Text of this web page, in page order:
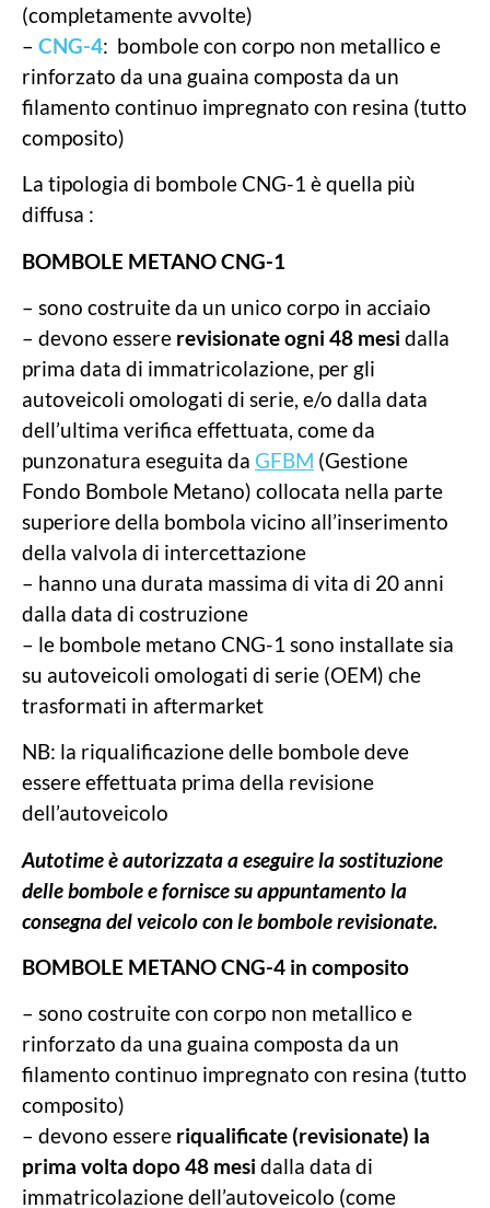
(completamente avvolte)
– CNG-4: bombole con corpo non metallico e
rinforzato da una guaina composta da un
filamento continuo impregnato con resina (tutto
composito)
La tipologia di bombole CNG-1 è quella più
diffusa :
BOMBOLE METANO CNG-1
– sono costruite da un unico corpo in acciaio
– devono essere revisionate ogni 48 mesi dalla
prima data di immatricolazione, per gli
autoveicoli omologati di serie, e/o dalla data
dell’ultima verifica effettuata, come da
punzonatura eseguita da GFBM (Gestione
Fondo Bombole Metano) collocata nella parte
superiore della bombola vicino all’inserimento
della valvola di intercettazione
– hanno una durata massima di vita di 20 anni
dalla data di costruzione
– le bombole metano CNG-1 sono installate sia
su autoveicoli omologati di serie (OEM) che
trasformati in aftermarket
NB: la riqualificazione delle bombole deve
essere effettuata prima della revisione
dell’autoveicolo
Autotime è autorizzata a eseguire la sostituzione
delle bombole e fornisce su appuntamento la
consegna del veicolo con le bombole revisionate.
BOMBOLE METANO CNG-4 in composito
– sono costruite con corpo non metallico e
rinforzato da una guaina composta da un
filamento continuo impregnato con resina (tutto
composito)
– devono essere riqualificate (revisionate) la
prima volta dopo 48 mesi dalla data di
immatricolazione dell’autoveicolo (come